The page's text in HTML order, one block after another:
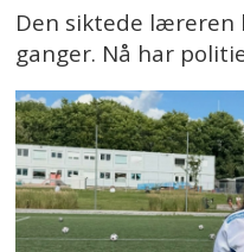
Den siktede læreren
ganger. Nå har